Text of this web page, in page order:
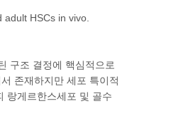
HSCs in vivo.
구조 결정에 핵심적으로
존재하지만 세포 특이적
랑게르한스세포 및 골수